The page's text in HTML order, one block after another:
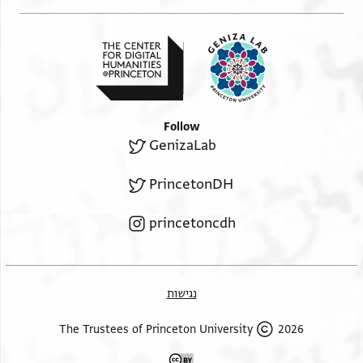
Follow
GenizaLab
PrincetonDH
princetoncdh
נגישות
2026 The Trustees of Princeton University